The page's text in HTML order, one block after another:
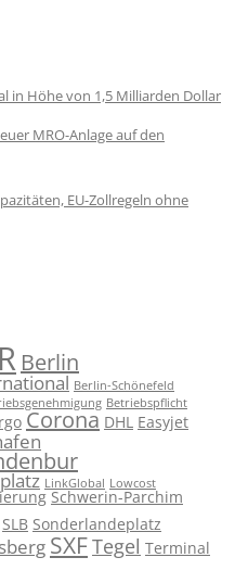
in Höhe von 1,5 Milliarden Dollar
MRO-Anlage auf den
EU-Zollregeln ohne
Berlin
Berlin-Schönefeld
Betriebspflicht
Corona DHL Easyjet
LinkGlobal Lowcost
Schwerin-Parchim
SLB Sonderlandeplatz
SXFTegel Terminal